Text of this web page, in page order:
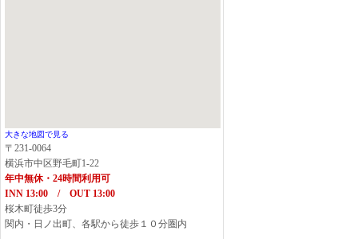
大きな地図で見る
〒231-0064
横浜市中区野毛町1-22
年中無休・24時間利用可
INN 13:00 / OUT 13:00
桜木町徒歩3分
関内・日ノ出町、各駅から徒歩１０分圏内